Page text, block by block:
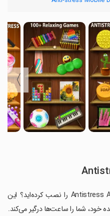
〉
آیا تا کنون بازی Antistress ASMR: Fidget Toys را نصب کرده‌اید؟ این
خود، شما را ساعت‌ها درگیر می‌کند.